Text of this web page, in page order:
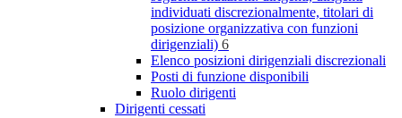
individuati discrezionalmente, titolari di
posizione organizzativa con funzioni
dirigenziali) 6
Elenco posizioni dirigenziali discrezionali
Posti di funzione disponibili
Ruolo dirigenti
Dirigenti cessati